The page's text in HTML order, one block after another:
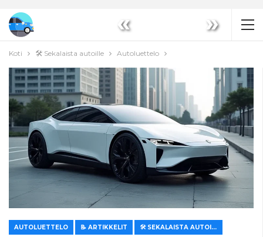
« »
Koti 🛠️ Sekalaista autoille Autoluettelo
AUTOLUETTELO 📝 ARTIKKELIT 🛠️ SEKALAISTA AUTOILLE